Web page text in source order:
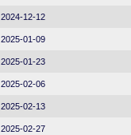
2024-12-12
2025-01-09
2025-01-23
2025-02-06
2025-02-13
2025-02-27